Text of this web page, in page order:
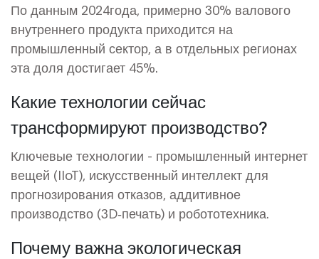
По данным 2024года, примерно 30% валового
внутреннего продукта приходится на
промышленный сектор, а в отдельных регионах
эта доля достигает 45%.
Какие технологии сейчас
трансформируют производство?
Ключевые технологии - промышленный интернет
вещей (IIoT), искусственный интеллект для
прогнозирования отказов, аддитивное
производство (3D‑печать) и робототехника.
Почему важна экологическая